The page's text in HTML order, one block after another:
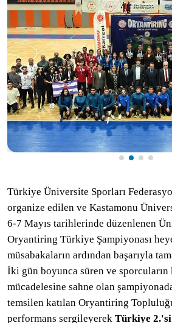
Türkiye Üniversite Sporları
organize edilen ve Kastamonu
6-7 Mayıs tarihlerinde düzenlenen
Oryantiring Türkiye Şampiyonası
müsabakaların ardından başarıyla
İki gün boyunca süren ve sporcuların
mücadelesine sahne olan
temsilen katılan Oryantiring
performans sergileyerek Türkiye 2.'si